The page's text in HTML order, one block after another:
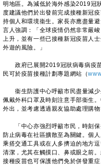
明地區。為減低於海外感染2019冠
度建議他們於出發前完成接種新冠
持個人和環境衞生。家長亦應盡量
言人強調：「全球疫情仍然非常嚴
上升，並有一些已接種新冠疫苗人
外遊的風險。」
政府已展開2019冠狀病毒病疫苗
民可於疫苗接種計劃專題網站（
衞生防護中心呼籲市民盡量減少
佩戴外科口罩及時刻注意手部衞生
外出，並考慮透過親友協助處理購物
「中心亦強烈呼籲市民，時刻保
防止病毒在社區擴散至為關鍵。個
乘搭交通工具或在人多擠迫的地方
清潔，尤其在觸摸口、鼻或眼之前
接種疫苗也可保護他們免於併發重